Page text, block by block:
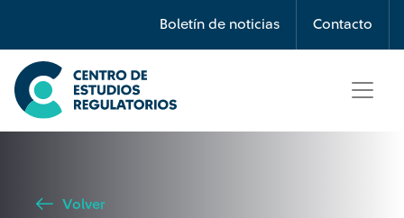
Boletín de noticias Contacto
Búsqueda
Seleccione país
Volver